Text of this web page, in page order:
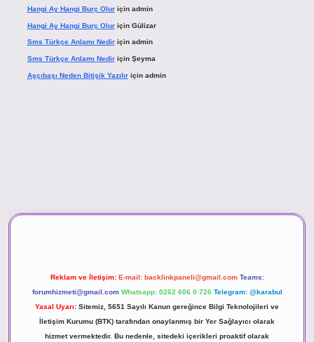
Hangi Ay Hangi Burç Oluriçin admin
Hangi Ay Hangi Burç Oluriçin Gülizar
Sms Türkçe Anlamı Nediriçin admin
Sms Türkçe Anlamı Nediriçin Şeyma
Aşçıbaşı Neden Bitişik Yazılıriçin admin
Reklam ve İletişim: E-mail: backlinkpaneli@gmail.com Teams:
forumhizmeti@gmail.com Whatsapp: 0262 606 0 726 Telegram: @karabul
Yasal Uyarı: Sitemiz, 5651 Sayılı Kanun gereğince Bilgi Teknolojileri ve
İletişim Kurumu (BTK) tarafından onaylanmış bir Yer Sağlayıcı olarak
hizmet vermektedir. Bu nedenle, sitedeki içerikleri proaktif olarak